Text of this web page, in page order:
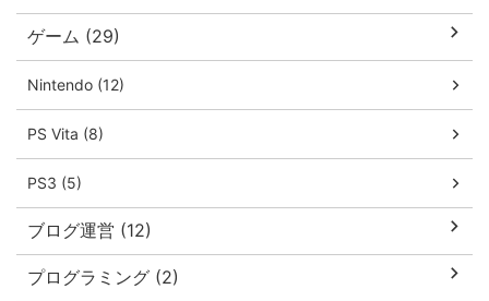
ゲーム (29)
Nintendo (12)
PS Vita (8)
PS3 (5)
ブログ運営 (12)
プログラミング (2)